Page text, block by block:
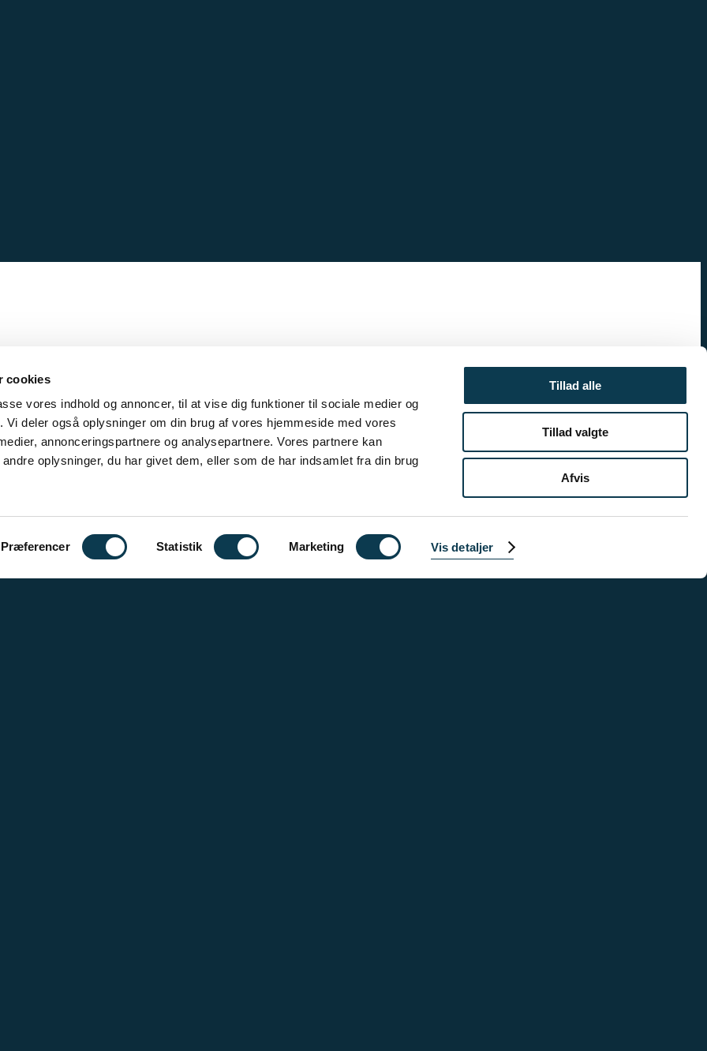
cookies
vores indhold og annoncer, til at vise dig funktioner til sociale medier og
deler også oplysninger om din brug af vores hjemmeside med vores
annonceringspartnere og analysepartnere. Vores partnere kan
oplysninger, du har givet dem, eller som de har indsamlet fra din brug
Præferencer Statistik Marketing Vis detaljer
Tillad alle
Tillad valgte
Afvis